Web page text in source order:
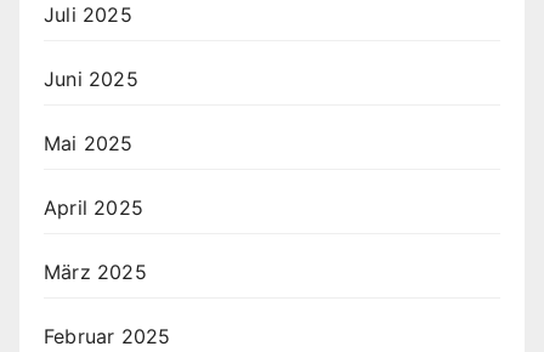
Juli 2025
Juni 2025
Mai 2025
April 2025
März 2025
Februar 2025